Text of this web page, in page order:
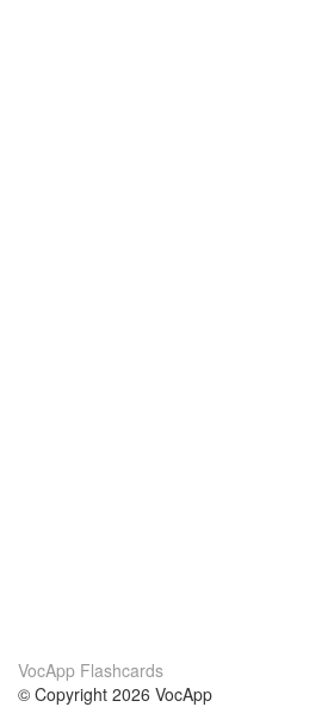
VocApp Flashcards
© Copyright 2026 VocApp